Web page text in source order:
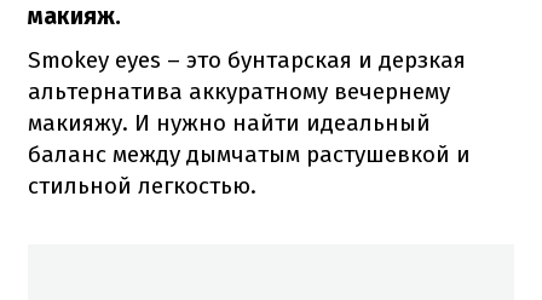
макияж.
Smokey eyes – это бунтарская и дерзкая
альтернатива аккуратному вечернему
макияжу. И нужно найти идеальный
баланс между дымчатым растушевкой и
стильной легкостью.